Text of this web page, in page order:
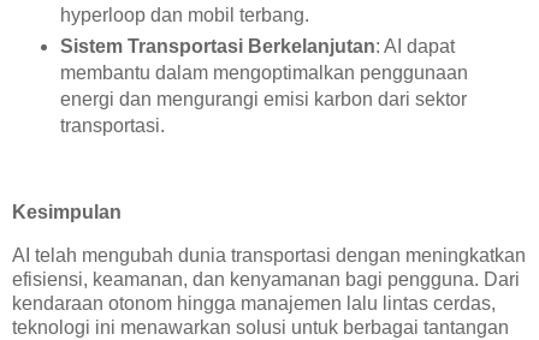
hyperloop dan mobil terbang.
Sistem Transportasi Berkelanjutan: AI dapat
membantu dalam mengoptimalkan penggunaan
energi dan mengurangi emisi karbon dari sektor
transportasi.
Kesimpulan
AI telah mengubah dunia transportasi dengan meningkatkan
efisiensi, keamanan, dan kenyamanan bagi pengguna. Dari
kendaraan otonom hingga manajemen lalu lintas cerdas,
teknologi ini menawarkan solusi untuk berbagai tantangan